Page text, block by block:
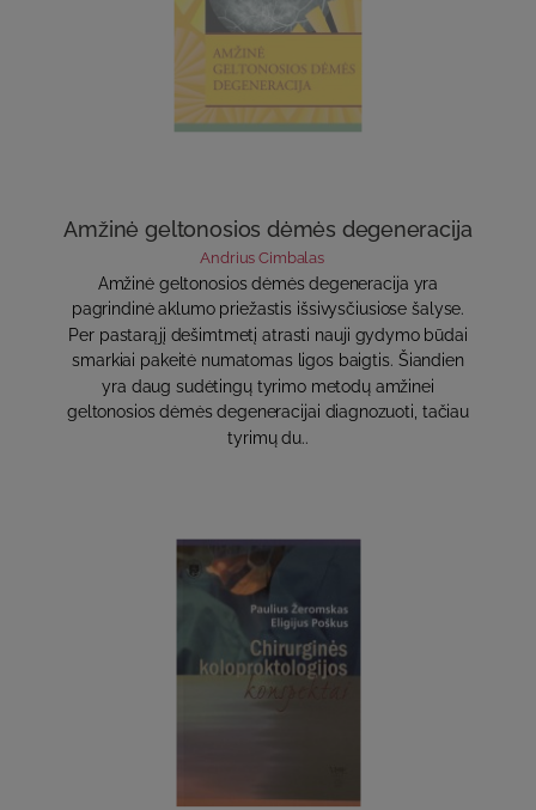
Amžinė geltonosios dėmės degeneracija
Andrius Cimbalas
Amžinė geltonosios dėmės degeneracija yra
pagrindinė aklumo priežastis išsivysčiusiose šalyse.
Per pastarąjį dešimtmetį atrasti nauji gydymo būdai
smarkiai pakeitė numatomas ligos baigtis. Šiandien
yra daug sudėtingų tyrimo metodų amžinei
geltonosios dėmės degeneracijai diagnozuoti, tačiau
tyrimų du..